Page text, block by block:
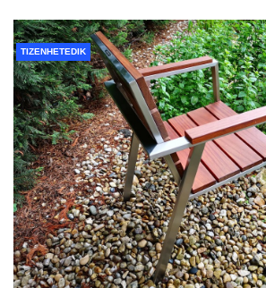
TIZENHETEDIK